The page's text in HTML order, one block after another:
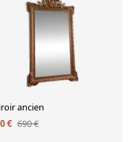
ancien
€ 690 €